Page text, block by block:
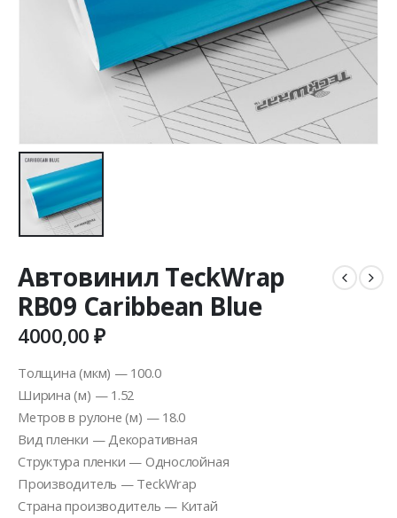
Автовинил TeckWrap
RB09 Caribbean Blue
4000,00₽
Толщина (мкм) — 100.0
Ширина (м) — 1.52
Метров в рулоне (м) — 18.0
Вид пленки — Декоративная
Структура пленки — Однослойная
Производитель — TeckWrap
Страна производитель — Китай